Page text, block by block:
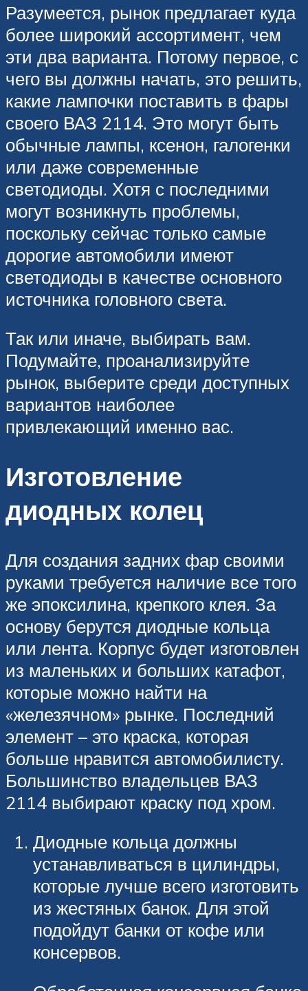
Разумеется, рынок предлагает куда
более широкий ассортимент, чем
эти два варианта. Потому первое, с
чего вы должны начать, это решить,
какие лампочки поставить в фары
своего ВАЗ 2114. Это могут быть
обычные лампы, ксенон, галогенки
или даже современные
светодиоды. Хотя с последними
могут возникнуть проблемы,
поскольку сейчас только самые
дорогие автомобили имеют
светодиоды в качестве основного
источника головного света.
Так или иначе, выбирать вам.
Подумайте, проанализируйте
рынок, выберите среди доступных
вариантов наиболее
привлекающий именно вас.
Изготовление
диодных колец
Для создания задних фар своими
руками требуется наличие все того
же эпоксилина, крепкого клея. За
основу берутся диодные кольца
или лента. Корпус будет изготовлен
из маленьких и больших катафот,
которые можно найти на
«железячном» рынке. Последний
элемент – это краска, которая
больше нравится автомобилисту.
Большинство владельцев ВАЗ
2114 выбирают краску под хром.
Диодные кольца должны
устанавливаться в цилиндры,
которые лучше всего изготовить
из жестяных банок. Для этой
подойдут банки от кофе или
консервов.